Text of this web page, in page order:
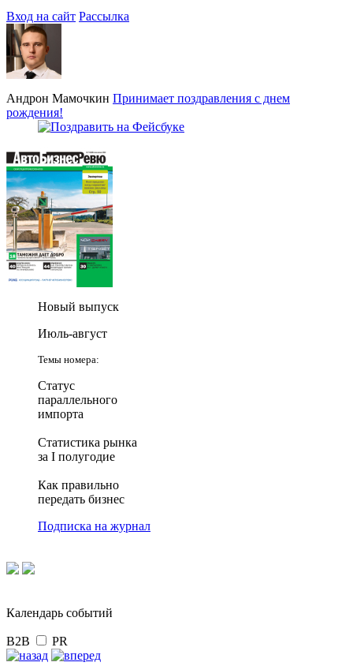
Вход на сайт Рассылка
Андрон Мамочкин Принимает поздравления с днем
рождения!
Новый выпуск
Июль-август
Темы номера:
Статус
параллельного
импорта
Статистика рынка
за I полугодие
Как правильно
передать бизнес
Подписка на журнал
Календарь событий
B2B PR